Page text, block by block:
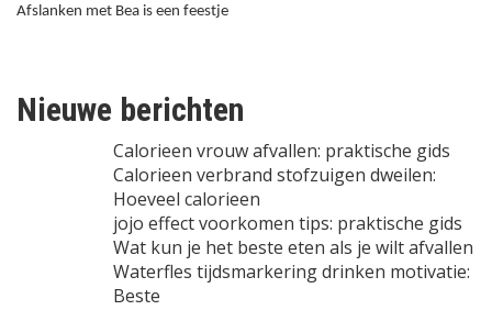
Afslanken met Bea is een feestje
Nieuwe berichten
Calorieen vrouw afvallen: praktische gids
Calorieen verbrand stofzuigen dweilen:
Hoeveel calorieen
jojo effect voorkomen tips: praktische gids
Wat kun je het beste eten als je wilt afvallen
Waterfles tijdsmarkering drinken motivatie:
Beste